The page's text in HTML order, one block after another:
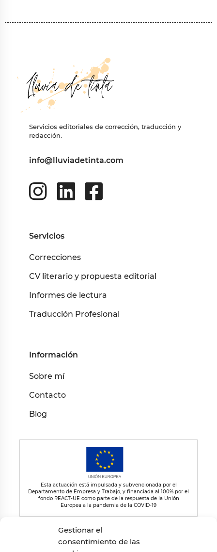
Gestionar el
consentimiento de las
Servicios editoriales de corrección, traducción y
redacción.
info@lluviadetinta.com
Servicios
Correcciones
CV literario y propuesta editorial
Informes de lectura
Traducción Profesional
Información
Sobre mí
Contacto
Blog
Esta actuación está impulsada y subvencionada por el
Departamento de Empresa y Trabajo, y financiada al 100% por el
fondo REACT-UE como parte de la respuesta de la Unión
Europea a la pandemia de la COVID-19